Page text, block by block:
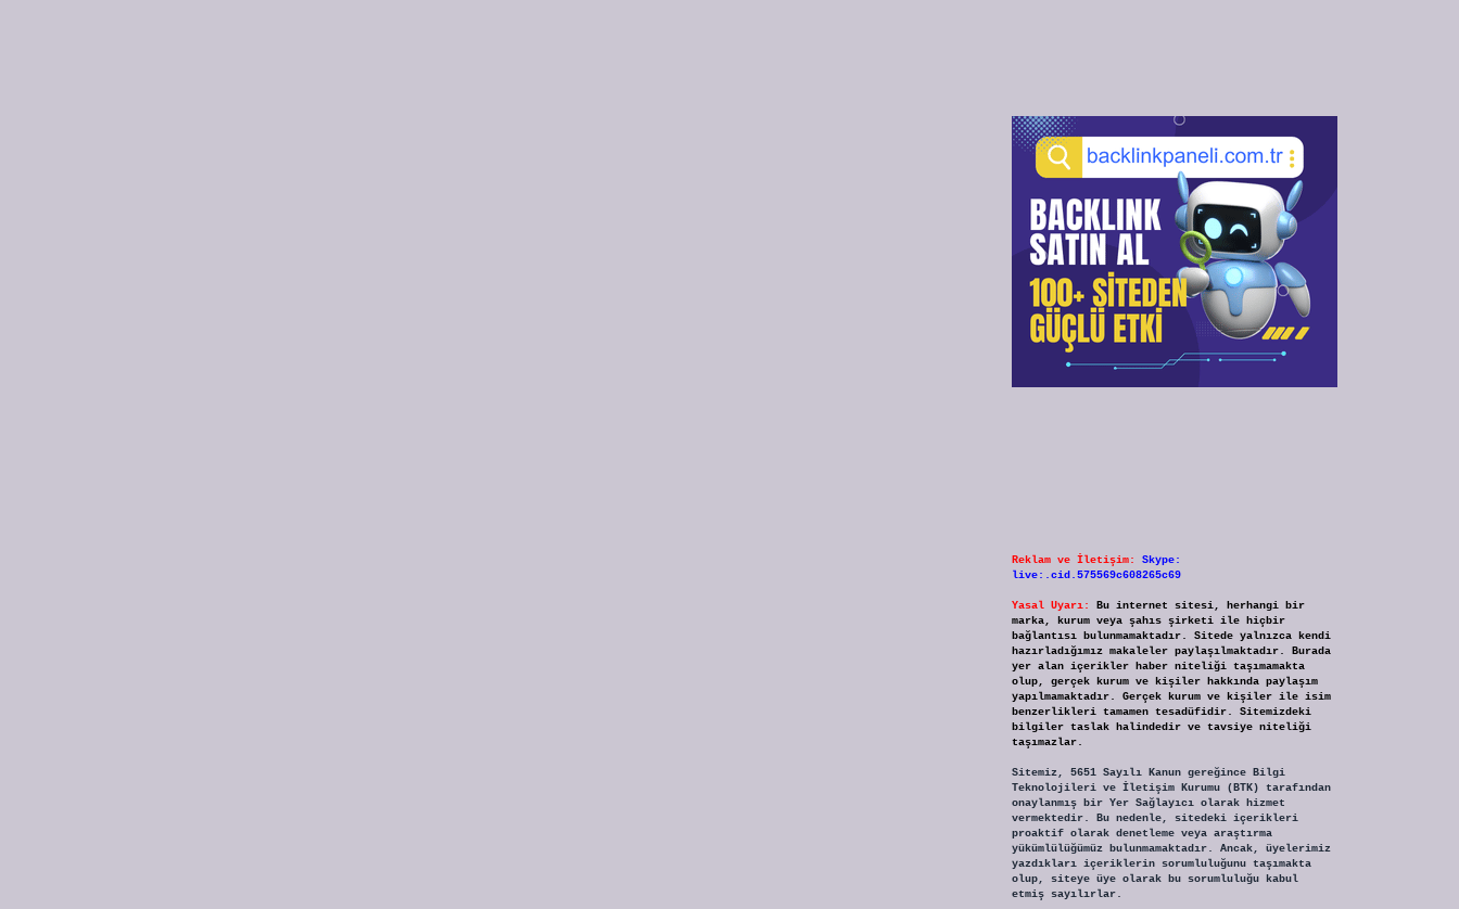
Reklam ve İletişim:
Skype:
live:.cid.575569c608265c69
Yasal Uyarı:
Bu internet sitesi, herhangi bir
marka, kurum veya şahıs şirketi ile hiçbir
bağlantısı bulunmamaktadır. Sitede yalnızca kendi
hazırladığımız makaleler paylaşılmaktadır. Burada
yer alan içerikler haber niteliği taşımamakta
olup, gerçek kurum ve kişiler hakkında paylaşım
yapılmamaktadır. Gerçek kurum ve kişiler ile isim
benzerlikleri tamamen tesadüfidir. Sitemizdeki
bilgiler taslak halindedir ve tavsiye niteliği
taşımazlar.
Sitemiz, 5651 Sayılı Kanun gereğince Bilgi
Teknolojileri ve İletişim Kurumu (BTK) tarafından
onaylanmış bir Yer Sağlayıcı olarak hizmet
vermektedir. Bu nedenle, sitedeki içerikleri
proaktif olarak denetleme veya araştırma
yükümlülüğümüz bulunmamaktadır. Ancak, üyelerimiz
yazdıkları içeriklerin sorumluluğunu taşımakta
olup, siteye üye olarak bu sorumluluğu kabul
etmiş sayılırlar.